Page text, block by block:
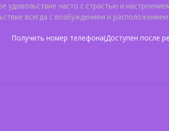
удовольствие часто с страстью и
всегда с возбуждением и расположением
Получить номер телефона(Доступен после